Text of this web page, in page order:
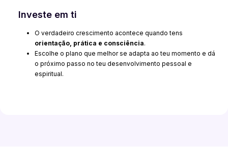
Investe em ti
O verdadeiro crescimento acontece quando tens
orientação, prática e consciência.
Escolhe o plano que melhor se adapta ao teu momento e dá
o próximo passo no teu desenvolvimento pessoal e
espiritual.